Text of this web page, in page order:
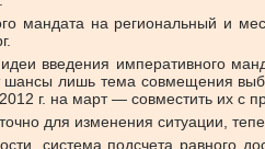
мандата на региональный и
введения императивного
лишь тема совмещения
г. на март — совместить их с
для изменения ситуации,
система подсчета равного